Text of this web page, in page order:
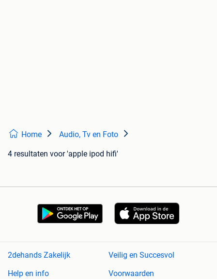
Home Audio, Tv en Foto
4 resultaten voor 'apple ipod hifi'
2dehands Zakelijk
Veilig en Succesvol
Help en info
Voorwaarden